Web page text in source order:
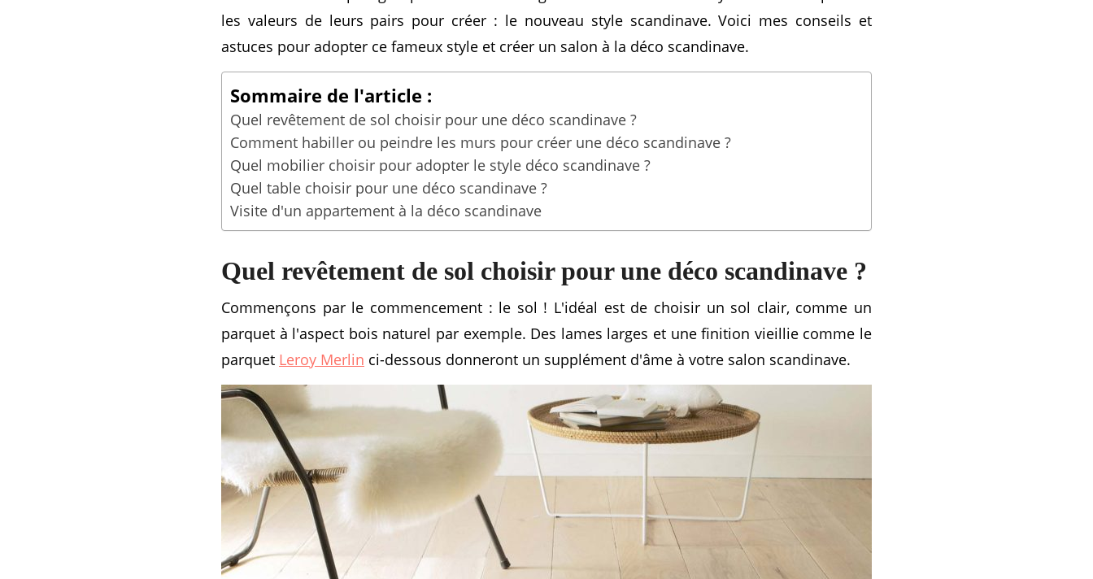
les valeurs de leurs pairs pour créer : le nouveau style scandinave. Voici mes conseils et
astuces pour adopter ce fameux style et créer un salon à la déco scandinave.
Sommaire de l'article :
Quel revêtement de sol choisir pour une déco scandinave ?
Comment habiller ou peindre les murs pour créer une déco scandinave ?
Quel mobilier choisir pour adopter le style déco scandinave ?
Quel table choisir pour une déco scandinave ?
Visite d'un appartement à la déco scandinave
Quel revêtement de sol choisir pour une déco scandinave ?
Commençons par le commencement : le sol ! L'idéal est de choisir un sol clair, comme un
parquet à l'aspect bois naturel par exemple. Des lames larges et une finition vieillie comme le
parquet Leroy Merlin ci-dessous donneront un supplément d'âme à votre salon scandinave.